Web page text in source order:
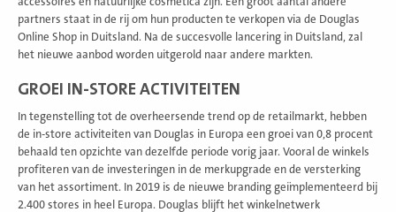
partners staat in de rij om hun producten te verkopen via de Douglas
Online Shop in Duitsland. Na de succesvolle lancering in Duitsland, zal
het nieuwe aanbod worden uitgerold naar andere markten.
GROEI IN-STORE ACTIVITEITEN
In tegenstelling tot de overheersende trend op de retailmarkt, hebben
de in-store activiteiten van Douglas in Europa een groei van 0,8 procent
behaald ten opzichte van dezelfde periode vorig jaar. Vooral de winkels
profiteren van de investeringen in de merkupgrade en de versterking
van het assortiment. In 2019 is de nieuwe branding geïmplementeerd bij
2.400 stores in heel Europa. Douglas blijft het winkelnetwerk